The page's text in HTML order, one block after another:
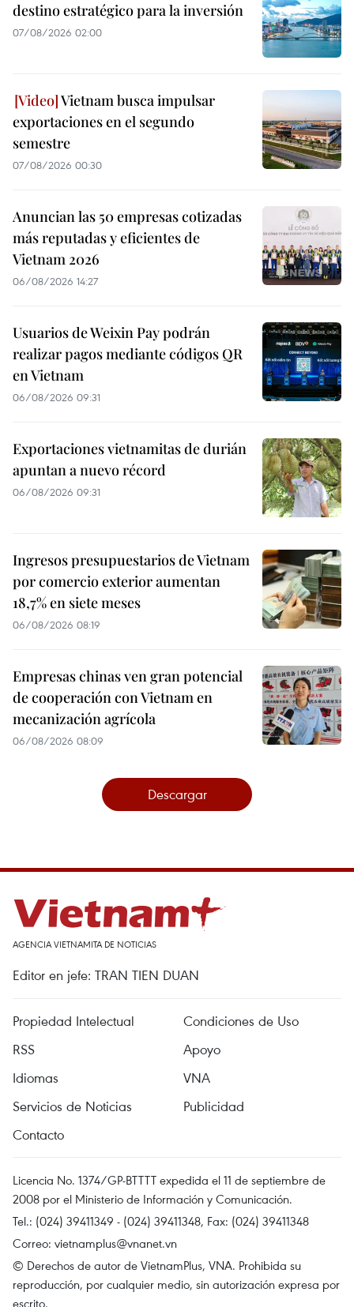
destino estratégico para la inversión
07/08/2026 02:00
Vietnam busca impulsar
exportaciones en el segundo
semestre
07/08/2026 00:30
Anuncian las 50 empresas cotizadas
más reputadas y eficientes de
Vietnam 2026
06/08/2026 14:27
Usuarios de Weixin Pay podrán
realizar pagos mediante códigos QR
en Vietnam
06/08/2026 09:31
Exportaciones vietnamitas de durián
apuntan a nuevo récord
06/08/2026 09:31
Ingresos presupuestarios de Vietnam
por comercio exterior aumentan
18,7% en siete meses
06/08/2026 08:19
Empresas chinas ven gran potencial
de cooperación con Vietnam en
mecanización agrícola
06/08/2026 08:09
Descargar
AGENCIA VIETNAMITA DE NOTICIAS
Editor en jefe: TRAN TIEN DUAN
Propiedad Intelectual
Condiciones de Uso
RSS
Apoyo
Idiomas
VNA
Servicios de Noticias
Publicidad
Contacto
Licencia No. 1374/GP-BTTTT expedida el 11 de septiembre de
2008 por el Ministerio de Información y Comunicación.
Tel.: (024) 39411349 - (024) 39411348, Fax: (024) 39411348
Correo: vietnamplus@vnanet.vn
© Derechos de autor de VietnamPlus, VNA. Prohibida su
reproducción, por cualquier medio, sin autorización expresa por
escrito.